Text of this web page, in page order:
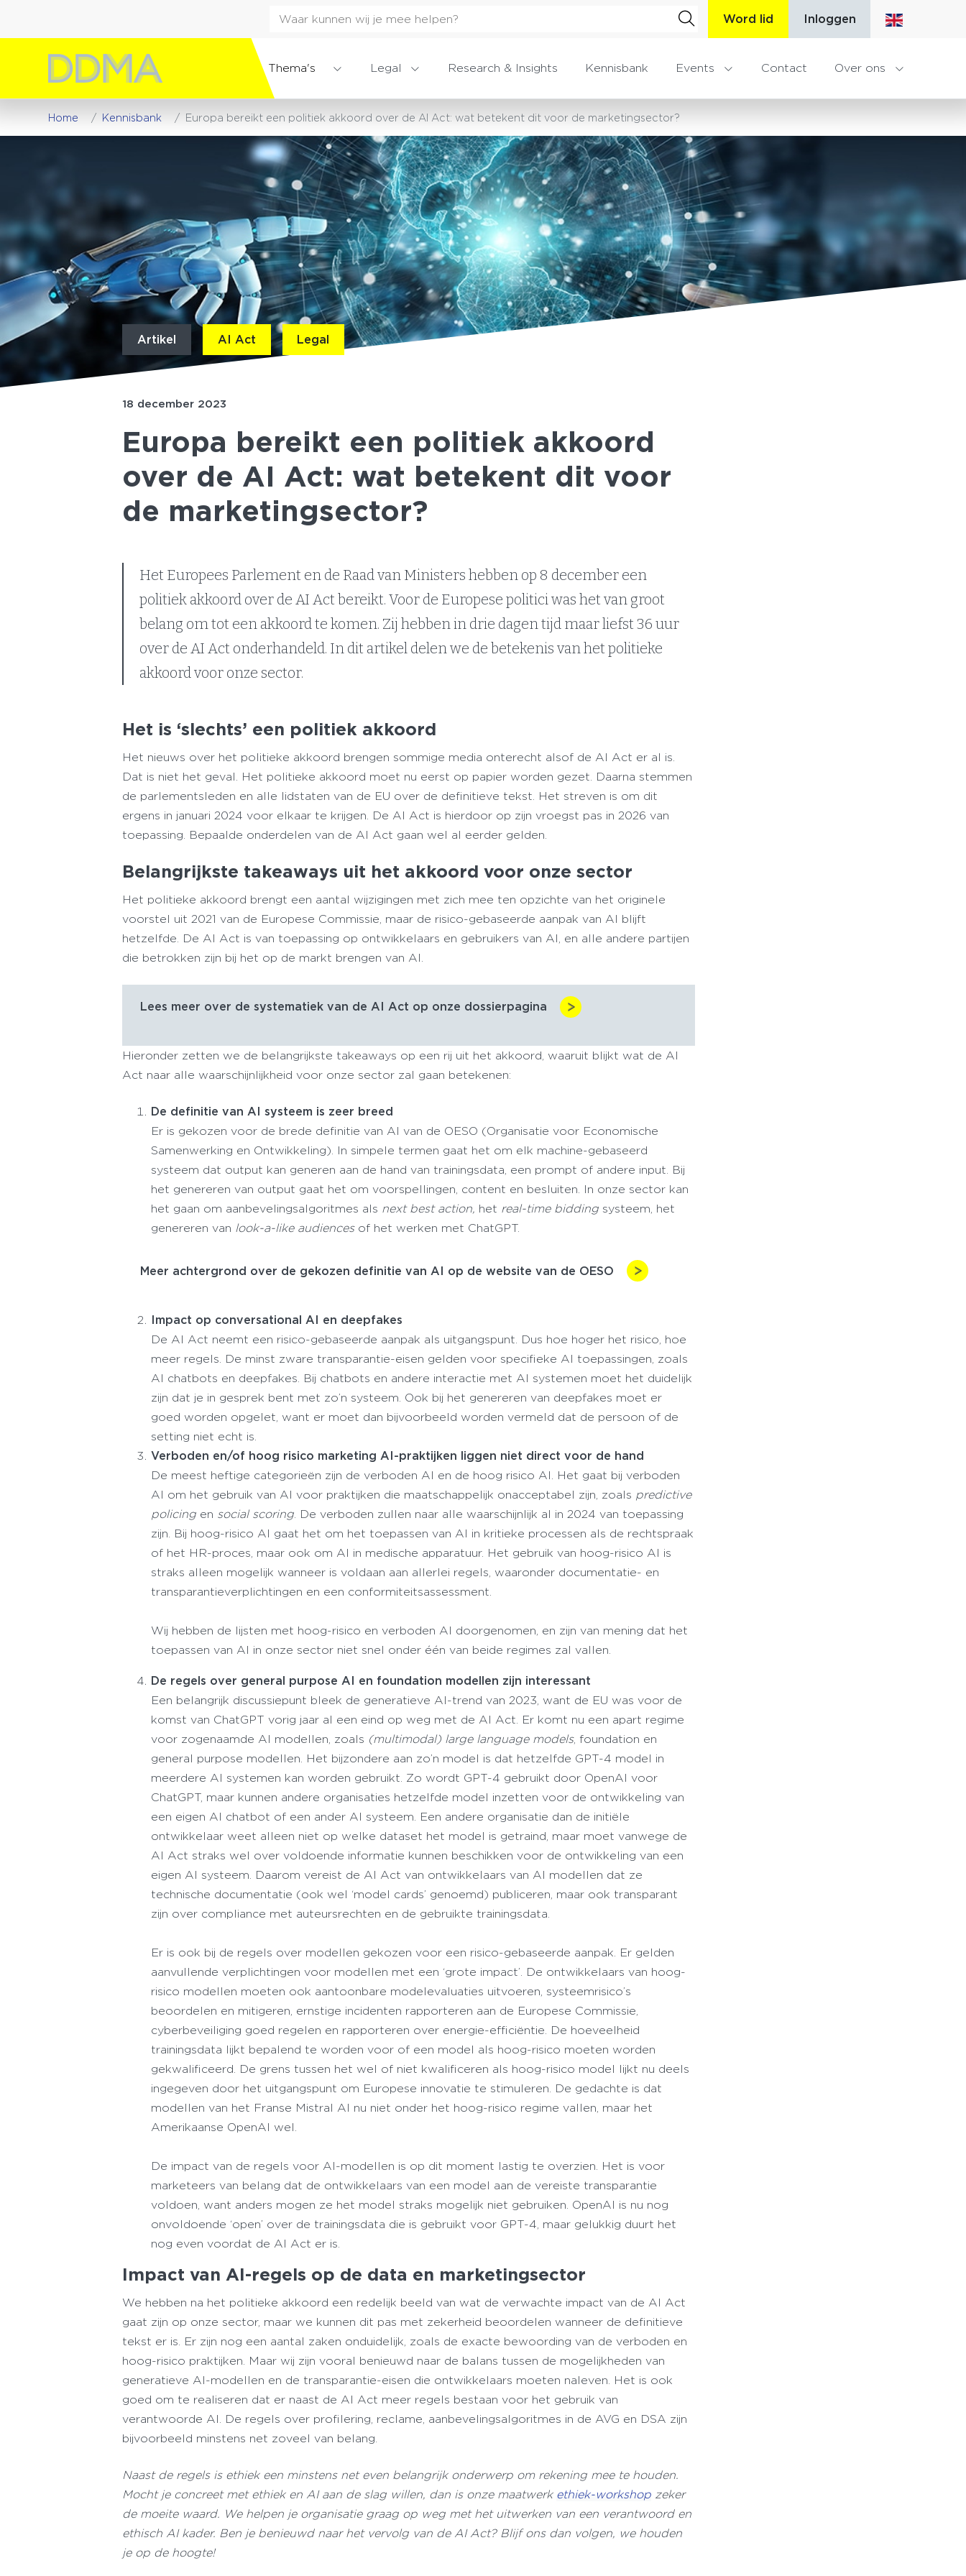
Word lid Inloggen
Thema's Legal Research & Insights Kennisbank Events Contact Over ons
Home Kennisbank Europa bereikt een politiek akkoord over de AI Act: wat betekent dit voor de marketingsector?
Artikel AI Act Legal
18 december 2023
Europa bereikt een politiek akkoord
over de AI Act: wat betekent dit voor
de marketingsector?
Het Europees Parlement en de Raad van Ministers hebben op 8 december een
politiek akkoord over de AI Act bereikt. Voor de Europese politici was het van groot
belang om tot een akkoord te komen. Zij hebben in drie dagen tijd maar liefst 36 uur
over de AI Act onderhandeld. In dit artikel delen we de betekenis van het politieke
akkoord voor onze sector.
Het is ‘slechts’ een politiek akkoord
Het nieuws over het politieke akkoord brengen sommige media onterecht alsof de AI Act er al is.
Dat is niet het geval. Het politieke akkoord moet nu eerst op papier worden gezet. Daarna stemmen
de parlementsleden en alle lidstaten van de EU over de definitieve tekst. Het streven is om dit
ergens in januari 2024 voor elkaar te krijgen. De AI Act is hierdoor op zijn vroegst pas in 2026 van
toepassing. Bepaalde onderdelen van de AI Act gaan wel al eerder gelden.
Belangrijkste takeaways uit het akkoord voor onze sector
Het politieke akkoord brengt een aantal wijzigingen met zich mee ten opzichte van het originele
voorstel uit 2021 van de Europese Commissie, maar de risico-gebaseerde aanpak van AI blijft
hetzelfde. De AI Act is van toepassing op ontwikkelaars en gebruikers van AI, en alle andere partijen
die betrokken zijn bij het op de markt brengen van AI.
Lees meer over de systematiek van de AI Act op onze dossierpagina
Hieronder zetten we de belangrijkste takeaways op een rij uit het akkoord, waaruit blijkt wat de AI
Act naar alle waarschijnlijkheid voor onze sector zal gaan betekenen:
De definitie van AI systeem is zeer breed
Er is gekozen voor de brede definitie van AI van de OESO (Organisatie voor Economische
Samenwerking en Ontwikkeling). In simpele termen gaat het om elk machine-gebaseerd
systeem dat output kan generen aan de hand van trainingsdata, een prompt of andere input. Bij
het genereren van output gaat het om voorspellingen, content en besluiten. In onze sector kan
het gaan om aanbevelingsalgoritmes als next best action, het real-time bidding systeem, het
genereren van look-a-like audiencesof het werken met ChatGPT.
Meer achtergrond over de gekozen definitie van AI op de website van de OESO
Impact op conversational AI en deepfakes
De AI Act neemt een risico-gebaseerde aanpak als uitgangspunt. Dus hoe hoger het risico, hoe
meer regels. De minst zware transparantie-eisen gelden voor specifieke AI toepassingen, zoals
AI chatbots en deepfakes. Bij chatbots en andere interactie met AI systemen moet het duidelijk
zijn dat je in gesprek bent met zo’n systeem. Ook bij het genereren van deepfakes moet er
goed worden opgelet, want er moet dan bijvoorbeeld worden vermeld dat de persoon of de
setting niet echt is.
Verboden en/of hoog risico marketing AI-praktijken liggen niet direct voor de hand
De meest heftige categorieën zijn de verboden AI en de hoog risico AI. Het gaat bij verboden
AI om het gebruik van AI voor praktijken die maatschappelijk onacceptabel zijn, zoals predictive
policing en social scoring . De verboden zullen naar alle waarschijnlijk al in 2024 van toepassing
zijn. Bij hoog-risico AI gaat het om het toepassen van AI in kritieke processen als de rechtspraak
of het HR-proces, maar ook om AI in medische apparatuur. Het gebruik van hoog-risico AI is
straks alleen mogelijk wanneer is voldaan aan allerlei regels, waaronder documentatie- en
transparantieverplichtingen en een conformiteitsassessment.
Wij hebben de lijsten met hoog-risico en verboden AI doorgenomen, en zijn van mening dat het
toepassen van AI in onze sector niet snel onder één van beide regimes zal vallen.
De regels over general purpose AI en foundation modellen zijn interessant
Een belangrijk discussiepunt bleek de generatieve AI-trend van 2023, want de EU was voor de
komst van ChatGPT vorig jaar al een eind op weg met de AI Act. Er komt nu een apart regime
voor zogenaamde AI modellen, zoals (multimodal) large language models, foundation en
general purpose modellen. Het bijzondere aan zo’n model is dat hetzelfde GPT-4 model in
meerdere AI systemen kan worden gebruikt. Zo wordt GPT-4 gebruikt door OpenAI voor
ChatGPT, maar kunnen andere organisaties hetzelfde model inzetten voor de ontwikkeling van
een eigen AI chatbot of een ander AI systeem. Een andere organisatie dan de initiële
ontwikkelaar weet alleen niet op welke dataset het model is getraind, maar moet vanwege de
AI Act straks wel over voldoende informatie kunnen beschikken voor de ontwikkeling van een
eigen AI systeem. Daarom vereist de AI Act van ontwikkelaars van AI modellen dat ze
technische documentatie (ook wel ‘model cards’ genoemd) publiceren, maar ook transparant
zijn over compliance met auteursrechten en de gebruikte trainingsdata.
Er is ook bij de regels over modellen gekozen voor een risico-gebaseerde aanpak. Er gelden
aanvullende verplichtingen voor modellen met een ‘grote impact’. De ontwikkelaars van hoog-
risico modellen moeten ook aantoonbare modelevaluaties uitvoeren, systeemrisico’s
beoordelen en mitigeren, ernstige incidenten rapporteren aan de Europese Commissie,
cyberbeveiliging goed regelen en rapporteren over energie-efficiëntie. De hoeveelheid
trainingsdata lijkt bepalend te worden voor of een model als hoog-risico moeten worden
gekwalificeerd. De grens tussen het wel of niet kwalificeren als hoog-risico model lijkt nu deels
ingegeven door het uitgangspunt om Europese innovatie te stimuleren. De gedachte is dat
modellen van het Franse Mistral AI nu niet onder het hoog-risico regime vallen, maar het
Amerikaanse OpenAI wel.
De impact van de regels voor AI-modellen is op dit moment lastig te overzien. Het is voor
marketeers van belang dat de ontwikkelaars van een model aan de vereiste transparantie
voldoen, want anders mogen ze het model straks mogelijk niet gebruiken. OpenAI is nu nog
onvoldoende ‘open’ over de trainingsdata die is gebruikt voor GPT-4, maar gelukkig duurt het
nog even voordat de AI Act er is.
Impact van AI-regels op de data en marketingsector
We hebben na het politieke akkoord een redelijk beeld van wat de verwachte impact van de AI Act
gaat zijn op onze sector, maar we kunnen dit pas met zekerheid beoordelen wanneer de definitieve
tekst er is. Er zijn nog een aantal zaken onduidelijk, zoals de exacte bewoording van de verboden en
hoog-risico praktijken. Maar wij zijn vooral benieuwd naar de balans tussen de mogelijkheden van
generatieve AI-modellen en de transparantie-eisen die ontwikkelaars moeten naleven. Het is ook
goed om te realiseren dat er naast de AI Act meer regels bestaan voor het gebruik van
verantwoorde AI. De regels over profilering, reclame, aanbevelingsalgoritmes in de AVG en DSA zijn
bijvoorbeeld minstens net zoveel van belang.
Naast de regels is ethiek een minstens net even belangrijk onderwerp om rekening mee te houden.
Mocht je concreet met ethiek en AI aan de slag willen, dan is onze maatwerk ethiek-workshop zeker
de moeite waard. We helpen je organisatie graag op weg met het uitwerken van een verantwoord en
ethisch AI kader. Ben je benieuwd naar het vervolg van de AI Act? Blijf ons dan volgen, we houden
je op de hoogte!